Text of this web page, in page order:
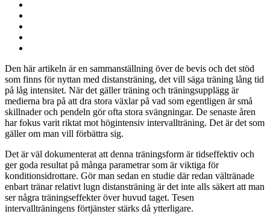
Den här artikeln är en sammanställning över de bevis och det stöd
som finns för nyttan med distansträning, det vill säga träning lång tid
på låg intensitet. När det gäller träning och träningsupplägg är
medierna bra på att dra stora växlar på vad som egentligen är små
skillnader och pendeln gör ofta stora svängningar. De senaste åren
har fokus varit riktat mot högintensiv intervallträning. Det är det som
gäller om man vill förbättra sig.
Det är väl dokumenterat att denna träningsform är tidseffektiv och
ger goda resultat på många parametrar som är viktiga för
konditionsidrottare. Gör man sedan en studie där redan vältränade
enbart tränar relativt lugn distansträning är det inte alls säkert att man
ser några träningseffekter över huvud taget. Tesen
intervallträningens förtjänster stärks då ytterligare.